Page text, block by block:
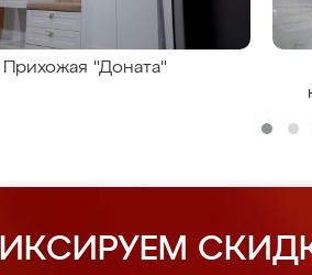
Прихожая "Доната"